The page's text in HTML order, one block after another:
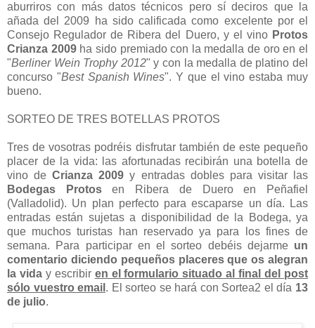
aburriros con más datos técnicos pero sí deciros que la
añada del 2009 ha sido calificada como excelente por el
Consejo Regulador de Ribera del Duero, y el vino Protos
Crianza 2009ha sido premiado con la medalla de oro en el
"Berliner Wein Trophy 2012" y con la medalla de platino del
concurso "Best Spanish Wines". Y que el vino estaba muy
bueno.
SORTEO DE TRES BOTELLAS PROTOS
Tres de vosotras podréis disfrutar también de este pequeño
placer de la vida: las afortunadas recibirán una botella de
vino deCrianza 2009 y entradas dobles para visitar las
Bodegas Protosen Ribera de Duero en Peñafiel
(Valladolid). Un plan perfecto para escaparse un día. Las
entradas están sujetas a disponibilidad de la Bodega, ya
que muchos turistas han reservado ya para los fines de
semana. Para participar en el sorteo debéis dejarme un
comentario diciendo pequeños placeres que os alegran
la vida y escribir en el formulario situado al final del post
sólo vuestro email . El sorteo se hará con Sortea2 el día 13
de julio.